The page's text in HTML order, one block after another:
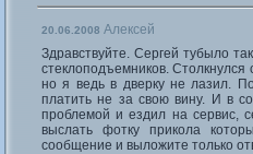
20.06.2008 Алексей
Здравствуйте. Сергей тубыло
стеклоподъемников.
но я ведь в дверку не лазил.
платить не за свою вину. И в
проблемой и ездил на сервис,
выслать фотку прикола
сообщение и выложите только